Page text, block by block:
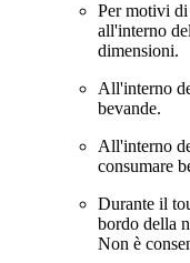
Per motivi di
all'interno
dimensioni.
All'interno
bevande.
All'interno
consumare
Durante il
bordo della
Non è